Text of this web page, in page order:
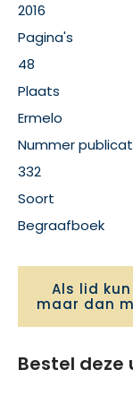
2016
Pagina's
48
Plaats
Ermelo
Nummer
332
Soort
Begraafboek
Als lid
maar dan
Bestel deze